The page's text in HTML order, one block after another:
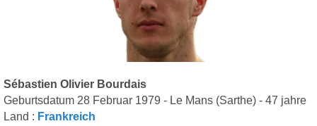
Sébastien Olivier Bourdais
Geburtsdatum 28 Februar 1979 - Le Mans (Sarthe) - 47 jahre
Land : Frankreich